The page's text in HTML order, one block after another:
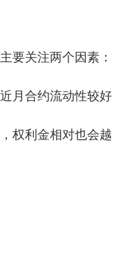
要关注两个因素：
月合约流动性较好
权利金相对也会越